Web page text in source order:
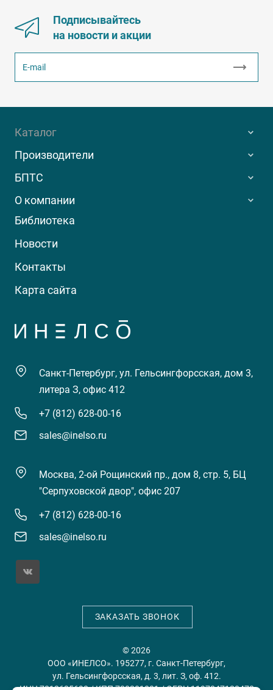
Подписывайтесь
на новости и акции
Каталог
Производители
БПТС
О компании
Библиотека
Новости
Контакты
Карта сайта
Санкт-Петербург, ул. Гельсингфорсская, дом 3,
литера З, офис 412
+7 (812) 628-00-16
sales@inelso.ru
Москва, 2-ой Рощинский пр., дом 8, стр. 5, БЦ
"Серпуховской двор", офис 207
+7 (812) 628-00-16
sales@inelso.ru
ЗАКАЗАТЬ ЗВОНОК
© 2026
ООО «ИНЕЛСО». 195277, г. Санкт-Петербург,
ул. Гельсингфорсская, д. 3, лит. З, оф. 412.